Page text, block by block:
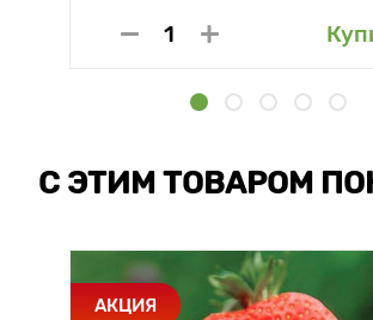
С ЭТИМ ТОВАРОМ
АКЦИЯ